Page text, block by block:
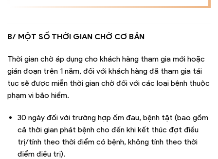
B/ MỘT SỐ THỜI GIAN CHỜ CƠ BẢN
Thời gian chờ áp dụng cho khách hàng tham gia mới hoặc
gián đoạn trên 1 năm, đối với khách hàng đã tham gia tái
tục sẽ được miễn thời gian chờ đối với các loại bệnh thuộc
phạm vi bảo hiểm.
30 ngày đối với trường hợp ốm đau, bệnh tật (bao gồm
cả thời gian phát bệnh cho đến khi kết thúc đợt điều
trị/tính theo thời điểm có bệnh, không tính theo thời
điểm điều trị).